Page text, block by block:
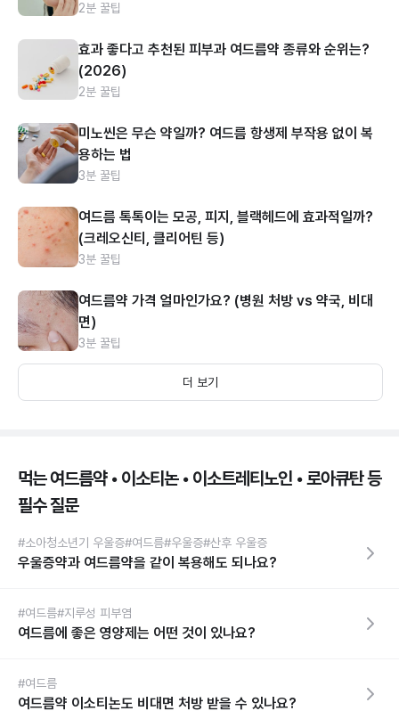
2분 꿀팁
효과 좋다고 추천된 피부과 여드름약 종류와 순위는?
(2026)
2분 꿀팁
미노씬은 무슨 약일까? 여드름 항생제 부작용 없이 복
용하는 법
3분 꿀팁
여드름 톡톡이는 모공, 피지, 블랙헤드에 효과적일까?
(크레오신티, 클리어틴 등)
3분 꿀팁
여드름약 가격 얼마인가요? (병원 처방 vs 약국, 비대
면)
3분 꿀팁
더 보기
먹는 여드름약 • 이소티논 • 이소트레티노인 • 로아큐탄 등
필수 질문
#소아청소년기 우울증#여드름#우울증#산후 우울증
우울증약과 여드름약을 같이 복용해도 되나요?
#여드름#지루성 피부염
여드름에 좋은 영양제는 어떤 것이 있나요?
#여드름
여드름약 이소티논도 비대면 처방 받을 수 있나요?